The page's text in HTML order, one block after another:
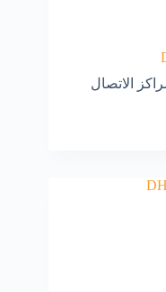
الاتصال